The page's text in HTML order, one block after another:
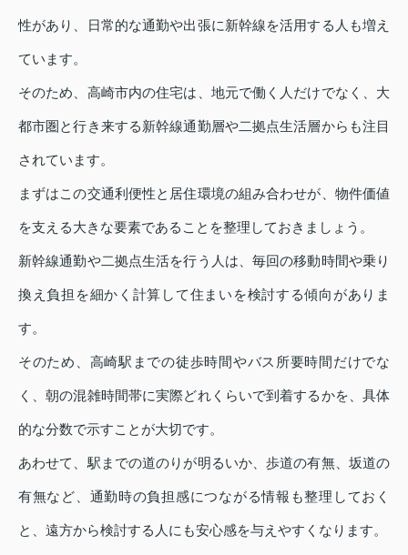
性があり、日常的な通勤や出張に新幹線を活用する人も増え
ています。
そのため、高崎市内の住宅は、地元で働く人だけでなく、大
都市圏と行き来する新幹線通勤層や二拠点生活層からも注目
されています。
まずはこの交通利便性と居住環境の組み合わせが、物件価値
を支える大きな要素であることを整理しておきましょう。
新幹線通勤や二拠点生活を行う人は、毎回の移動時間や乗り
換え負担を細かく計算して住まいを検討する傾向がありま
す。
そのため、高崎駅までの徒歩時間やバス所要時間だけでな
く、朝の混雑時間帯に実際どれくらいで到着するかを、具体
的な分数で示すことが大切です。
あわせて、駅までの道のりが明るいか、歩道の有無、坂道の
有無など、通勤時の負担感につながる情報も整理しておく
と、遠方から検討する人にも安心感を与えやすくなります。